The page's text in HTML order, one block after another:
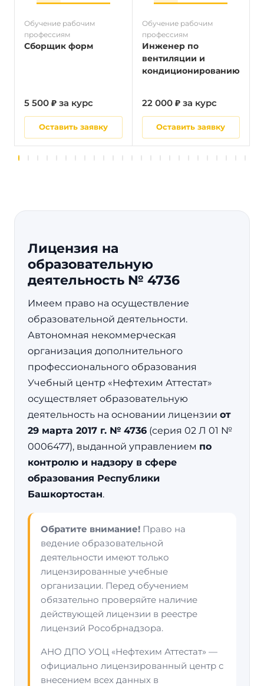
Обучение рабочим
профессиям
Сборщик форм
5 500 ₽ за курс
Оставить заявку
Обучение рабочим
профессиям
Инженер по
вентиляции и
кондиционированию
22 000 ₽ за курс
Оставить заявку
Лицензия на
образовательную
деятельность № 4736
Имеем право на осуществление
образовательной деятельности.
Автономная некоммерческая
организация дополнительного
профессионального образования
Учебный центр «Нефтехим Аттестат»
осуществляет образовательную
деятельность на основании лицензии от
29 марта 2017 г. № 4736 (серия 02 Л 01 №
0006477), выданной управлением по
контролю и надзору в сфере
образования Республики
Башкортостан.
Обратите внимание! Право на
ведение образовательной
деятельности имеют только
лицензированные учебные
организации. Перед обучением
обязательно проверяйте наличие
действующей лицензии в реестре
лицензий Рособрнадзора.
АНО ДПО УОЦ «Нефтехим Аттестат» —
официально лицензированный центр с
внесением всех данных в